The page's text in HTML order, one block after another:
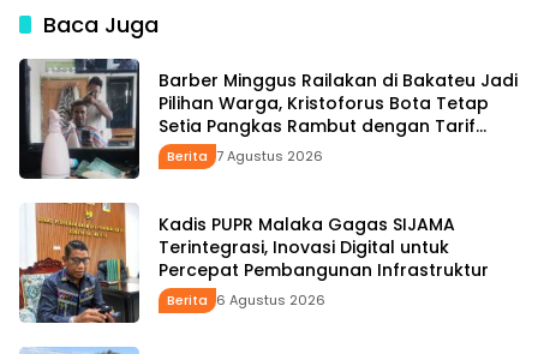
Instruksi Bupati SBS dan
Wabup HMS
Baca Juga
Barber Minggus Railakan di Bakateu Jadi
Pilihan Warga, Kristoforus Bota Tetap
Setia Pangkas Rambut dengan Tarif
Rp15 Ribu per Kepala
Berita 7 Agustus 2026
Kadis PUPR Malaka Gagas SIJAMA
Terintegrasi, Inovasi Digital untuk
Percepat Pembangunan Infrastruktur
Berita 6 Agustus 2026